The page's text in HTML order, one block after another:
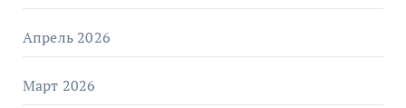
Апрель 2026
Март 2026